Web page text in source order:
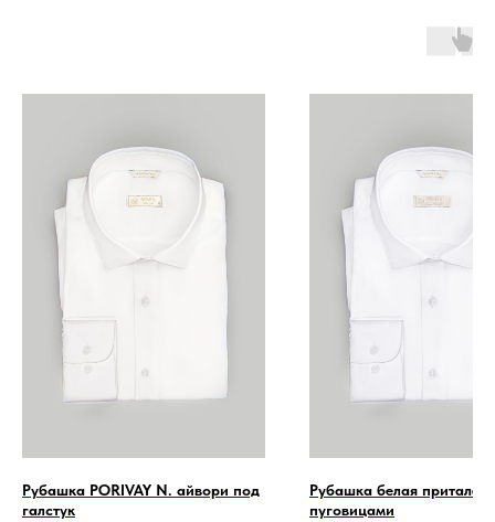
Рубашка PORIVAY N. айвори под
галстук
Рубашка белая
пуговицами